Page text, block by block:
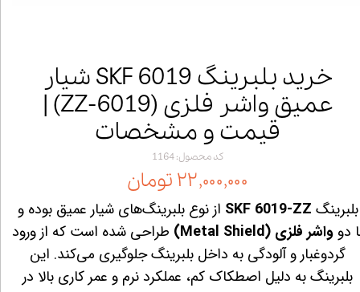
خرید بلبرینگ 6019 SKF شیار
عمیق واشر فلزی (6019‑ZZ) |
قیمت و مشخصات
کد محصول: 1164
۲۲,۰۰۰,۰۰۰ تومان
بلبرینگ SKF 6019‑ZZ از نوع بلبرینگ‌های شیار عمیق بوده و
دو واشر فلزی (Metal Shield)
طراحی شده است که از ورود
گردوغبار و آلودگی به داخل بلبرینگ جلوگیری می‌کند. این
بلبرینگ به دلیل اصطکاک کم، عملکرد نرم و عمر کاری بالا در